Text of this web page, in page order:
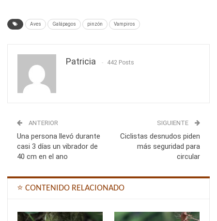
Aves Galápagos pinzón Vampiros
Patricia 442 Posts
ANTERIOR
Una persona llevó durante
casi 3 días un vibrador de
40 cm en el ano
SIGUIENTE
Ciclistas desnudos piden
más seguridad para
circular
⭐ CONTENIDO RELACIONADO